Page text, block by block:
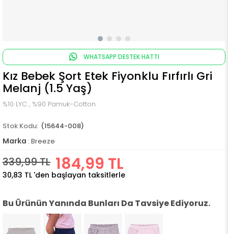
WHATSAPP DESTEK HATTI
Kız Bebek Şort Etek Fiyonklu Fırfırlı Gri
Melanj (1.5 Yaş)
%10 LYC , %90 Pamuk-Cotton
(15644-008)
Marka : Breeze
339,99 TL 184,99 TL
30,83 TL 'den başlayan taksitlerle
Bu Ürünün Yanında Bunları Da Tavsiye Ediyoruz.